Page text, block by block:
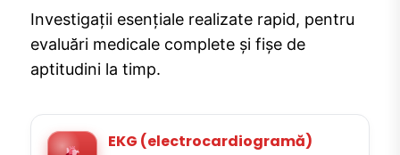
Investigații esențiale realizate rapid, pentru
evaluări medicale complete și fișe de
aptitudini la timp.
EKG (electrocardiogramă)